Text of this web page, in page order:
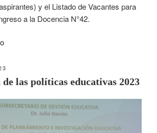
y el Listado de Vacantes para
a la Docencia N°42.
las políticas educativas 2023